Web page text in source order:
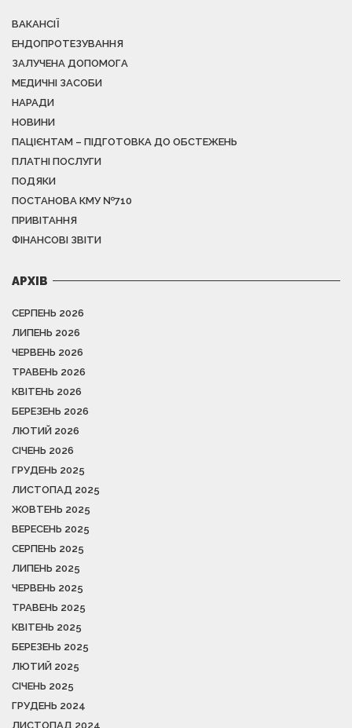
ВАКАНСІЇ
ЕНДОПРОТЕЗУВАННЯ
ЗАЛУЧЕНА ДОПОМОГА
МЕДИЧНІ ЗАСОБИ
НАРАДИ
НОВИНИ
ПАЦІЄНТАМ – ПІДГОТОВКА ДО ОБСТЕЖЕНЬ
ПЛАТНІ ПОСЛУГИ
ПОДЯКИ
ПОСТАНОВА КМУ №710
ПРИВІТАННЯ
ФІНАНСОВІ ЗВІТИ
АРХІВ
СЕРПЕНЬ 2026
ЛИПЕНЬ 2026
ЧЕРВЕНЬ 2026
ТРАВЕНЬ 2026
КВІТЕНЬ 2026
БЕРЕЗЕНЬ 2026
ЛЮТИЙ 2026
СІЧЕНЬ 2026
ГРУДЕНЬ 2025
ЛИСТОПАД 2025
ЖОВТЕНЬ 2025
ВЕРЕСЕНЬ 2025
СЕРПЕНЬ 2025
ЛИПЕНЬ 2025
ЧЕРВЕНЬ 2025
ТРАВЕНЬ 2025
КВІТЕНЬ 2025
БЕРЕЗЕНЬ 2025
ЛЮТИЙ 2025
СІЧЕНЬ 2025
ГРУДЕНЬ 2024
ЛИСТОПАД 2024